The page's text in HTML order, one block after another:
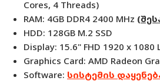
Cores, 4 Threads)
RAM: 4GB DDR4 2400 MHz (
HDD: 128GB M.2 SSD
Display: 15.6" FHD 1920 x 1080
Graphics Card: AMD Radeon
Software: სისტემის